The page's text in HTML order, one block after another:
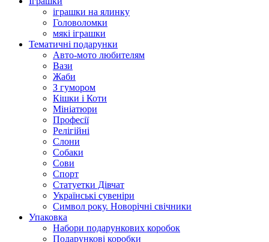
іграшки на ялинку
Головоломки
мякі іграшки
Тематичні подарунки
Авто-мото любителям
Вази
Жаби
З гумором
Кішки і Коти
Мініатюри
Професії
Релігійні
Слони
Собаки
Сови
Спорт
Статуетки Дівчат
Українські сувеніри
Символ року. Новорічні свічники
Упаковка
Набори подарункових коробок
Подарункові коробки